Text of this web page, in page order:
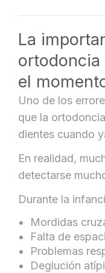
La
el
Uno de los
que la
dientes cuando
En realidad,
detectarse
Durante la
Mordidas
Falta de
Problemas
Deglución